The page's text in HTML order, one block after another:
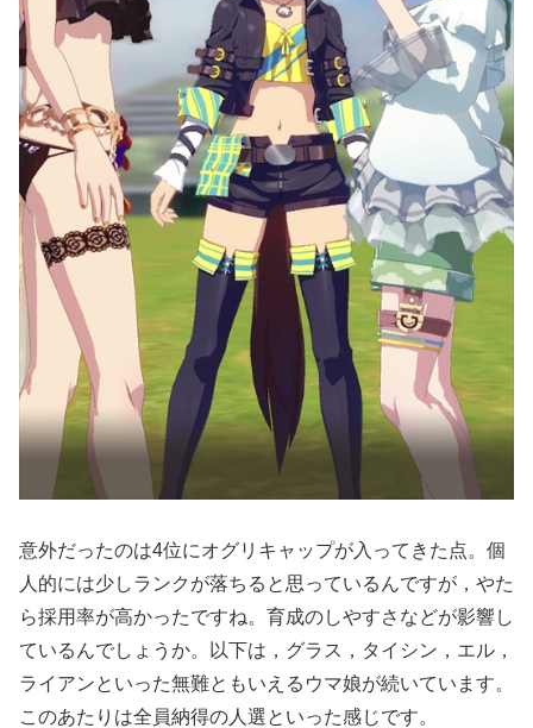
意外だったのは4位にオグリキャップが入ってきた点。個
人的には少しランクが落ちると思っているんですが，やた
ら採用率が高かったですね。育成のしやすさなどが影響し
ているんでしょうか。以下は，グラス，タイシン，エル，
ライアンといった無難ともいえるウマ娘が続いています。
このあたりは全員納得の人選といった感じです。